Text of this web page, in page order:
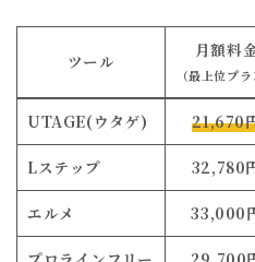
ツール
月額料
（最上位プラ
UTAGE(ウタゲ) 21,670
Lステップ 32,780
エルメ 33,000